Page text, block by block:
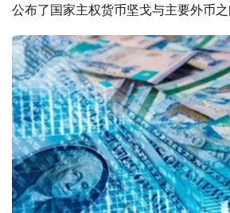
公布了国家主权货币坚戈与主要外币之